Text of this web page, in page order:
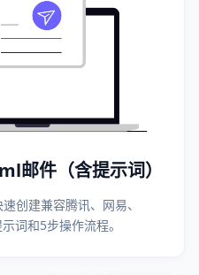
邮件（含提示词）
创建兼容腾讯、网易、
词和5步操作流程。